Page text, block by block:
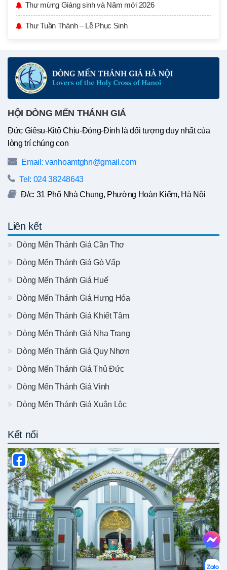
Thư mừng Giáng sinh và Năm mới 2026
Thư Tuần Thánh – Lễ Phục Sinh
HỘI DÒNG MẾN THÁNH GIÁ
Đức Giêsu-Kitô Chịu-Đóng-Đinh là đối tượng duy nhất của
lòng trí chúng con
Email: vanhoamtghn@gmail.com
Tel: 024 38248643
Đ/c: 31 Phố Nhà Chung, Phường Hoàn Kiếm, Hà Nội
Liên kết
Dòng Mến Thánh Giá Cần Thơ
Dòng Mến Thánh Giá Gò Vấp
Dòng Mến Thánh Giá Huế
Dòng Mến Thánh Giá Hưng Hóa
Dòng Mến Thánh Giá Khiết Tâm
Dòng Mến Thánh Giá Nha Trang
Dòng Mến Thánh Giá Quy Nhơn
Dòng Mến Thánh Giá Thủ Đức
Dòng Mến Thánh Giá Vinh
Dòng Mến Thánh Giá Xuân Lộc
Kết nối